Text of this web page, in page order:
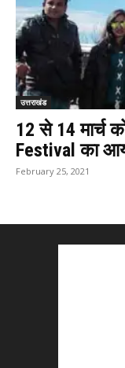
उत्तराखंड
12 से 14 मार्च
Festival का
February 25, 2021